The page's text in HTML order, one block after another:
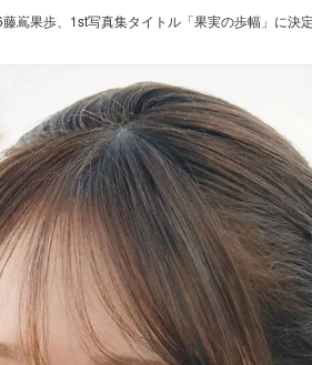
藤嶌果歩、1st写真集タイトル「果実の歩幅」に決